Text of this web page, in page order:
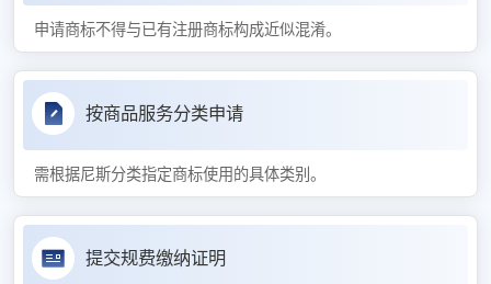
申请商标不得与已有注册商标构成近似混淆。
按商品服务分类申请
需根据尼斯分类指定商标使用的具体类别。
提交规费缴纳证明